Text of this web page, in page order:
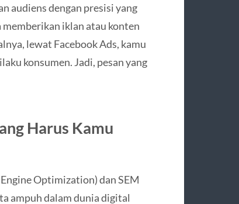
audiens dengan presisi yang
memberikan iklan atau konten
lewat Facebook Ads, kamu
konsumen. Jadi, pesan yang
Harus Kamu
Optimization) dan SEM
ampuh dalam dunia digital